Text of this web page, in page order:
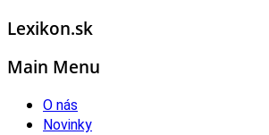
Lexikon.sk
Main Menu
O nás
Novinky